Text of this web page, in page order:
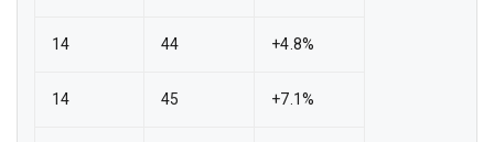
14 44 +4.8%
14 45 +7.1%